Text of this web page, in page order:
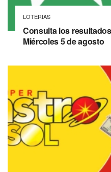
LOTERIAS
Consulta los
Miércoles 5 de agosto